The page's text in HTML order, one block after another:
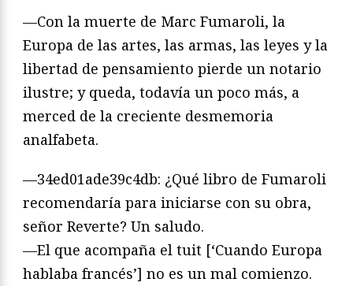
—Con la muerte de Marc Fumaroli, la
Europa de las artes, las armas, las leyes y la
libertad de pensamiento pierde un notario
ilustre; y queda, todavía un poco más, a
merced de la creciente desmemoria
analfabeta.
—34ed01ade39c4db: ¿Qué libro de Fumaroli
recomendaría para iniciarse con su obra,
señor Reverte? Un saludo.
—El que acompaña el tuit [‘Cuando Europa
hablaba francés’] no es un mal comienzo.